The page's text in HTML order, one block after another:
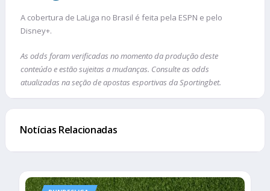
A cobertura de LaLiga no Brasil é feita pela ESPN e pelo
Disney+.
As odds foram verificadas no momento da produção deste
conteúdo e estão sujeitas a mudanças. Consulte as odds
atualizadas na seção de apostas esportivas da Sportingbet.
Notícias Relacionadas